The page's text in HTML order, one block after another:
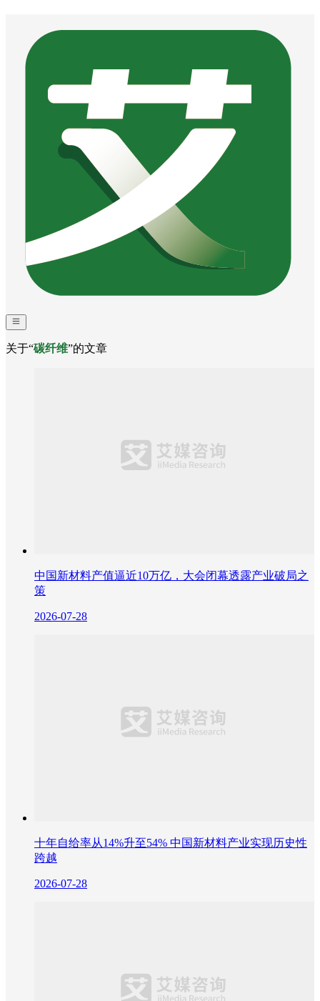
关于“碳纤维”的文章
中国新材料产值逼近10万亿，大会闭幕透露产业破局之
策
2026-07-28
十年自给率从14%升至54% 中国新材料产业实现历史性
跨越
2026-07-28